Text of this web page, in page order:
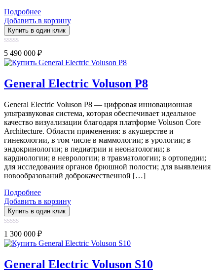
Подробнее
Добавить в корзину
Купить в один клик
0
out
of
5 490 000 ₽
General Electric Voluson P8
General Electric Voluson P8 — цифровая инновационная
ультразвуковая система, которая обеспечивает идеальное
качество визуализации благодаря платформе Voluson Core
Architecture. Области применения: в акушерстве и
гинекологии, в том числе в маммологии; в урологии; в
эндокринологии; в педиатрии и неонатологии; в
кардиологии; в неврологии; в травматологии; в ортопедии;
для исследования органов брюшной полости; для выявления
новообразований доброкачественной […]
Подробнее
Добавить в корзину
Купить в один клик
0
out
of
1 300 000 ₽
General Electric Voluson S10